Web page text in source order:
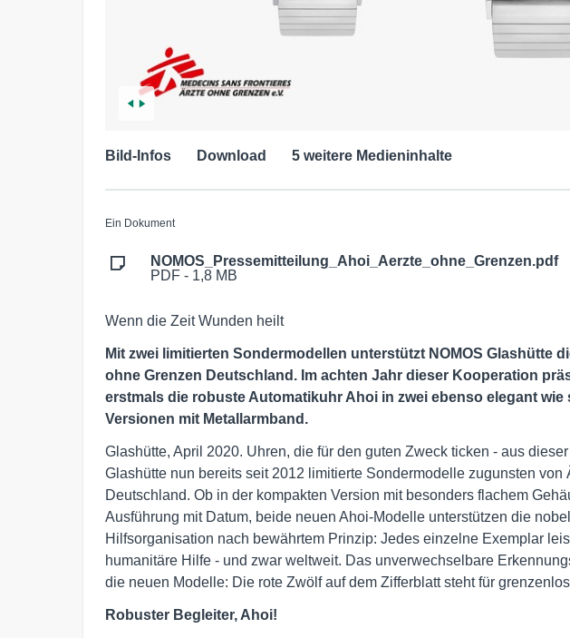
Bild-Infos Download 5 weitere Medieninhalte
Ein Dokument
NOMOS_Pressemitteilung_Ahoi_Aerzte_ohne_Grenzen.pdf
PDF - 1,8 MB
Wenn die Zeit Wunden heilt
Mit zwei limitierten Sondermodellen unterstützt NOMOS Glashütte
ohne Grenzen Deutschland. Im achten Jahr dieser Kooperation
erstmals die robuste Automatikuhr Ahoi in zwei ebenso elegant
Versionen mit Metallarmband.
Glashütte, April 2020. Uhren, die für den guten Zweck ticken - aus
Glashütte nun bereits seit 2012 limitierte Sondermodelle zugunsten von
Deutschland. Ob in der kompakten Version mit besonders flachem
Ausführung mit Datum, beide neuen Ahoi-Modelle unterstützen die
Hilfsorganisation nach bewährtem Prinzip: Jedes einzelne Exemplar
humanitäre Hilfe - und zwar weltweit. Das unverwechselbare
die neuen Modelle: Die rote Zwölf auf dem Zifferblatt steht für
Robuster Begleiter, Ahoi!